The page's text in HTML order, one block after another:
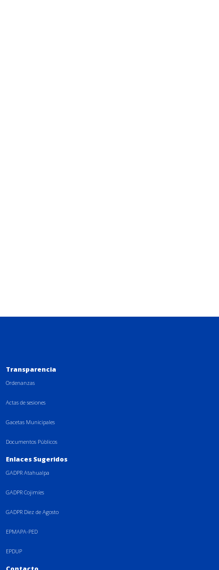
Transparencia
Ordenanzas
Actas de sesiones
Gacetas Municipales
Documentos Públicos
Enlaces Sugeridos
GADPR Atahualpa
GADPR Cojimíes
GADPR Diez de Agosto
EPMAPA-PED
EPDUP